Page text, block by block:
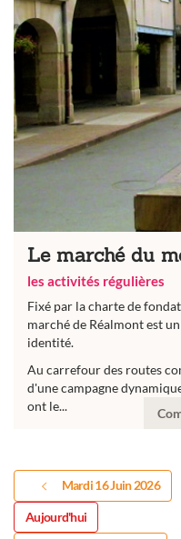
Le marché du
les activités régulières
Fixé par la charte de
marché de Réalmont est
identité.
Au carrefour des routes
d'une campagne
ont le...
Mardi 16 Juin 2026
Aujourd'hui